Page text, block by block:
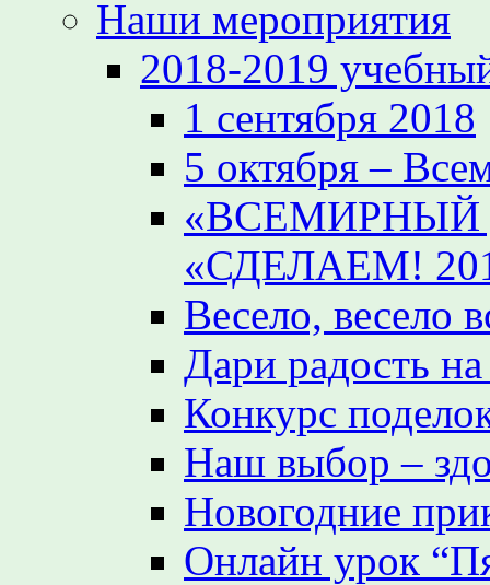
Наши мероприятия
2018-2019
1 сентября 2018
5 октября –
«ВСЕМИРНЫЙ
«СДЕЛАЕМ!
Весело, весело
Дари радость
Конкурс
Наш выбор –
Новогодние
Онлайн урок